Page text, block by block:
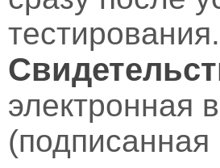
тестирования.
электронная